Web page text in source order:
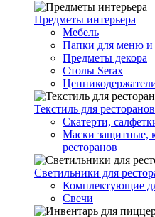
Предметы интерьера
Мебель
Папки для меню и
Предметы декора
Столы Serax
Текстиль для ресторанов
Скатерти,
Маски защитные,
ресторанов
Светильники для
Комплектующие
Свечи